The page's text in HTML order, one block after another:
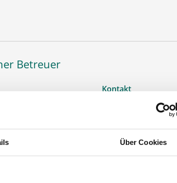
Über Cookies
Betreuer
Stelle als Apotheker
oder
Sie sich
Kontakt
Tel.: +49 (0) 521 /
hallo@deutscher-
Adresse